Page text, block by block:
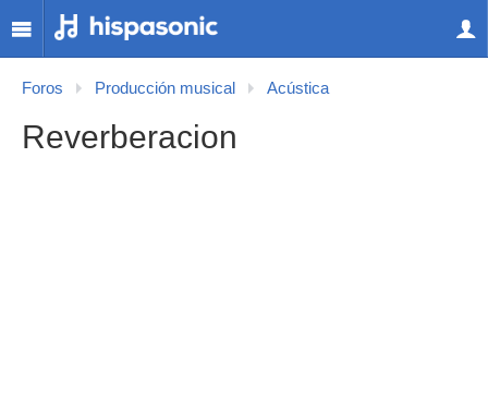
Foros Producción musical Acústica
Reverberacion